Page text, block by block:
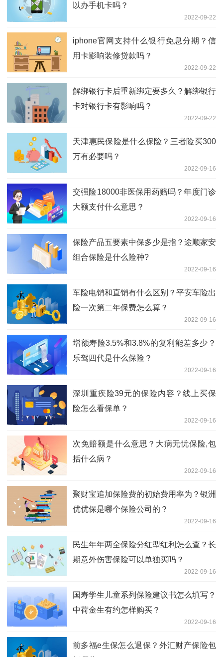
以办手机卡吗？
2022-09-22
iphone官网支持什么银行免息分期？信
用卡影响装修贷款吗？
2022-09-22
解绑银行卡后重新绑定要多久？解绑银行
卡对银行卡有影响吗？
2022-09-22
天津惠民保险是什么保险？三者险买300
万有必要吗？
2022-09-16
交强险18000非医保用药赔吗？年度门诊
大额支付什么意思？
2022-09-16
保险产品五要素中保多少是指？途顺家安
组合保险是什么险种?
2022-09-16
车险电销和直销有什么区别？平安车险出
险一次第二年保费怎么算？
2022-09-16
增额寿险3.5%和3.8%的复利能差多少？
乐驾四代是什么保险？
2022-09-16
深圳重疾险39元的保险内容？线上买保
险怎么看保单？
2022-09-16
次免赔额是什么意思？大病无忧保险,包
括什么病？
2022-09-16
聚财宝追加保险费的初始费用率为？银洲
优优保是哪个保险公司的？
2022-09-16
民生年年两全保险分红型红利怎么查？长
期意外伤害保险可以单独买吗？
2022-09-16
国寿学生儿童系列保险建议书怎么填写？
中荷金生有约怎样购买？
2022-09-16
前多福e生保怎么退保？外汇财产保险包